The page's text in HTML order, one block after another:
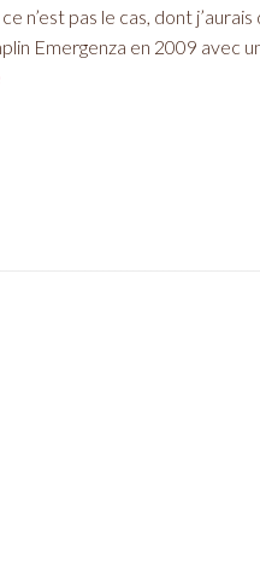
n’est pas le cas, dont
Emergenza en 2009 avec